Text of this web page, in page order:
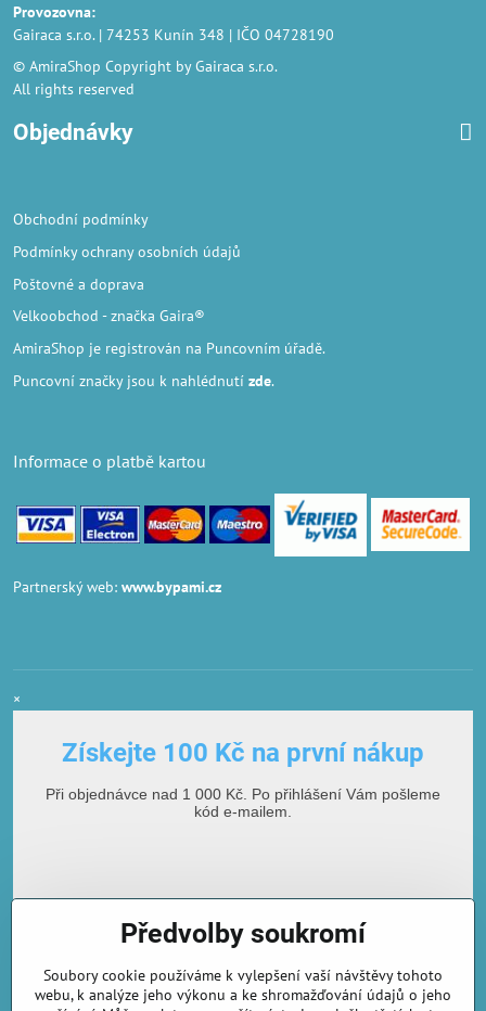
Provozovna:
Gairaca s.r.o. | 74253 Kunín 348 | IČO 04728190
© AmiraShop Copyright by Gairaca s.r.o.
All rights reserved
Objednávky
Obchodní podmínky
Podmínky ochrany osobních údajů
Poštovné a doprava
Velkoobchod - značka Gaira®
AmiraShop je registrován na Puncovním úřadě.
Puncovní značkyjsou k nahlédnutí zde.
Informace o platbě kartou
Partnerský web: www.bypami.cz
×
Získejte 100 Kč na první nákup
Při objednávce nad 1 000 Kč. Po přihlášení Vám pošleme
kód e-mailem.
Předvolby soukromí
Soubory cookie používáme k vylepšení vaší návštěvy tohoto
webu, k analýze jeho výkonu a ke shromažďování údajů o jeho